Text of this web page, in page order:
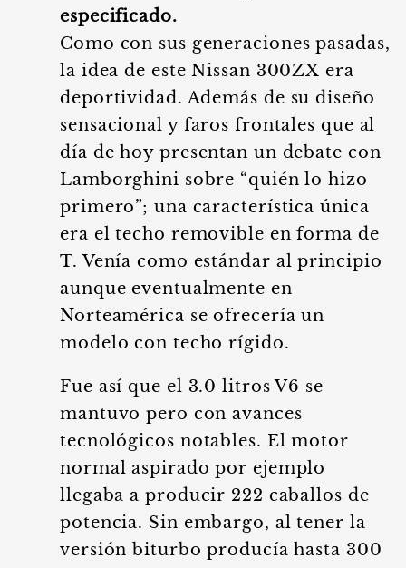
especificado.
Como con sus generaciones pasadas,
la idea de este Nissan 300ZX era
deportividad. Además de su diseño
sensacional y faros frontales que al
día de hoy presentan un debate con
Lamborghini sobre “quién lo hizo
primero”; una característica única
era el techo removible en forma de
T. Venía como estándar al principio
aunque eventualmente en
Norteamérica se ofrecería un
modelo con techo rígido.
Fue así que el 3.0 litros V6 se
mantuvo pero con avances
tecnológicos notables. El motor
normal aspirado por ejemplo
llegaba a producir 222 caballos de
potencia. Sin embargo, al tener la
versión biturbo producía hasta 300